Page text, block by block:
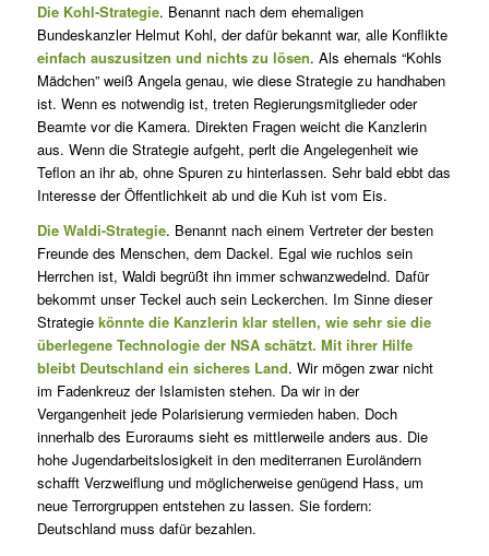
Die Kohl-Strategie. Benannt nach dem ehemaligen
Bundeskanzler Helmut Kohl, der dafür bekannt war, alle Konflikte
einfach auszusitzen und nichts zu lösen. Als ehemals “Kohls
Mädchen” weiß Angela genau, wie diese Strategie zu handhaben
ist. Wenn es notwendig ist, treten Regierungsmitglieder oder
Beamte vor die Kamera. Direkten Fragen weicht die Kanzlerin
aus. Wenn die Strategie aufgeht, perlt die Angelegenheit wie
Teflon an ihr ab, ohne Spuren zu hinterlassen. Sehr bald ebbt das
Interesse der Öffentlichkeit ab und die Kuh ist vom Eis.
Die Waldi-Strategie. Benannt nach einem Vertreter der besten
Freunde des Menschen, dem Dackel. Egal wie ruchlos sein
Herrchen ist, Waldi begrüßt ihn immer schwanzwedelnd. Dafür
bekommt unser Teckel auch sein Leckerchen. Im Sinne dieser
Strategie könnte die Kanzlerin klar stellen, wie sehr sie die
überlegene Technologie der NSA schätzt. Mit ihrer Hilfe
bleibt Deutschland ein sicheres Land. Wir mögen zwar nicht
im Fadenkreuz der Islamisten stehen. Da wir in der
Vergangenheit jede Polarisierung vermieden haben. Doch
innerhalb des Euroraums sieht es mittlerweile anders aus. Die
hohe Jugendarbeitslosigkeit in den mediterranen Euroländern
schafft Verzweiflung und möglicherweise genügend Hass, um
neue Terrorgruppen entstehen zu lassen. Sie fordern:
Deutschland muss dafür bezahlen.